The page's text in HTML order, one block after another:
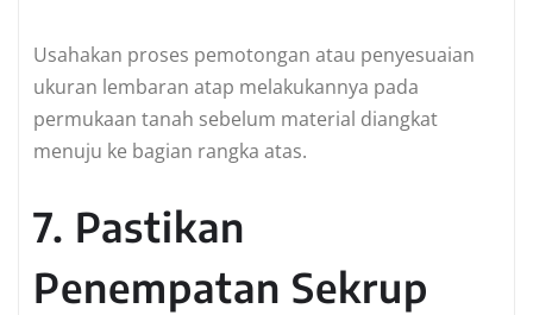
Usahakan proses pemotongan atau penyesuaian
ukuran lembaran atap melakukannya pada
permukaan tanah sebelum material diangkat
menuju ke bagian rangka atas.
7. Pastikan
Penempatan Sekrup